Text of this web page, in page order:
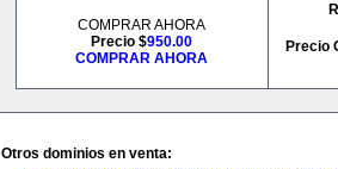
COMPRAR AHORA
Precio $950.00
COMPRAR AHORA
Precio
Otros dominios en venta: